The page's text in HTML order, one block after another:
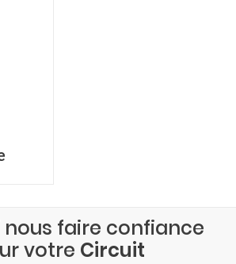
nous faire confiance
votre Circuit